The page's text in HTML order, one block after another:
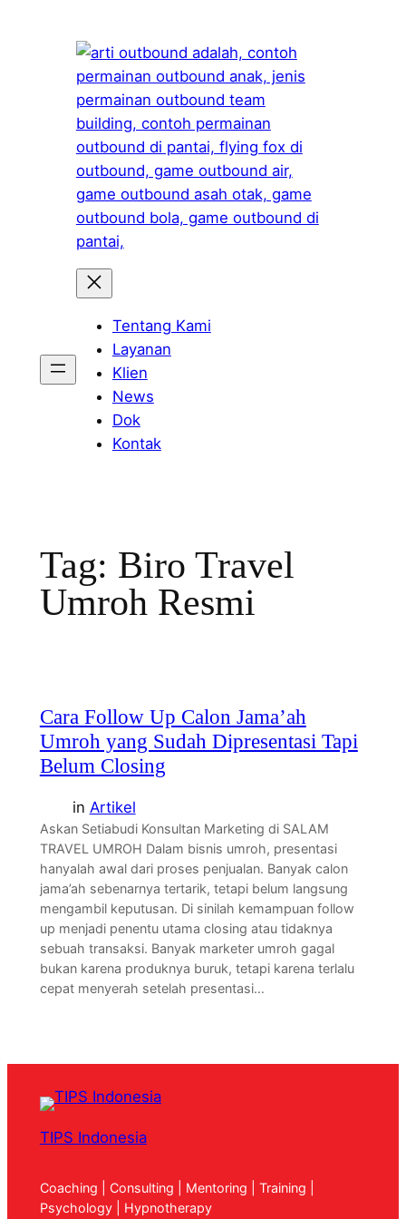
Tentang Kami
Layanan
Klien
News
Dok
Kontak
Tag: Biro Travel
Umroh Resmi
Cara Follow Up Calon Jama’ah
Umroh yang Sudah Dipresentasi Tapi
Belum Closing
in Artikel
Askan Setiabudi Konsultan Marketing di SALAM
TRAVEL UMROH Dalam bisnis umroh, presentasi
hanyalah awal dari proses penjualan. Banyak calon
jama’ah sebenarnya tertarik, tetapi belum langsung
mengambil keputusan. Di sinilah kemampuan follow
up menjadi penentu utama closing atau tidaknya
sebuah transaksi. Banyak marketer umroh gagal
bukan karena produknya buruk, tetapi karena terlalu
cepat menyerah setelah presentasi…
TIPS Indonesia
Coaching | Consulting | Mentoring | Training |
Psychology | Hypnotherapy